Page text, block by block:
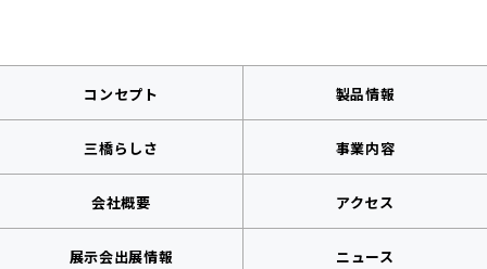
コンセプト 製品情報
三橋らしさ 事業内容
会社概要 アクセス
展示会出展情報 ニュース